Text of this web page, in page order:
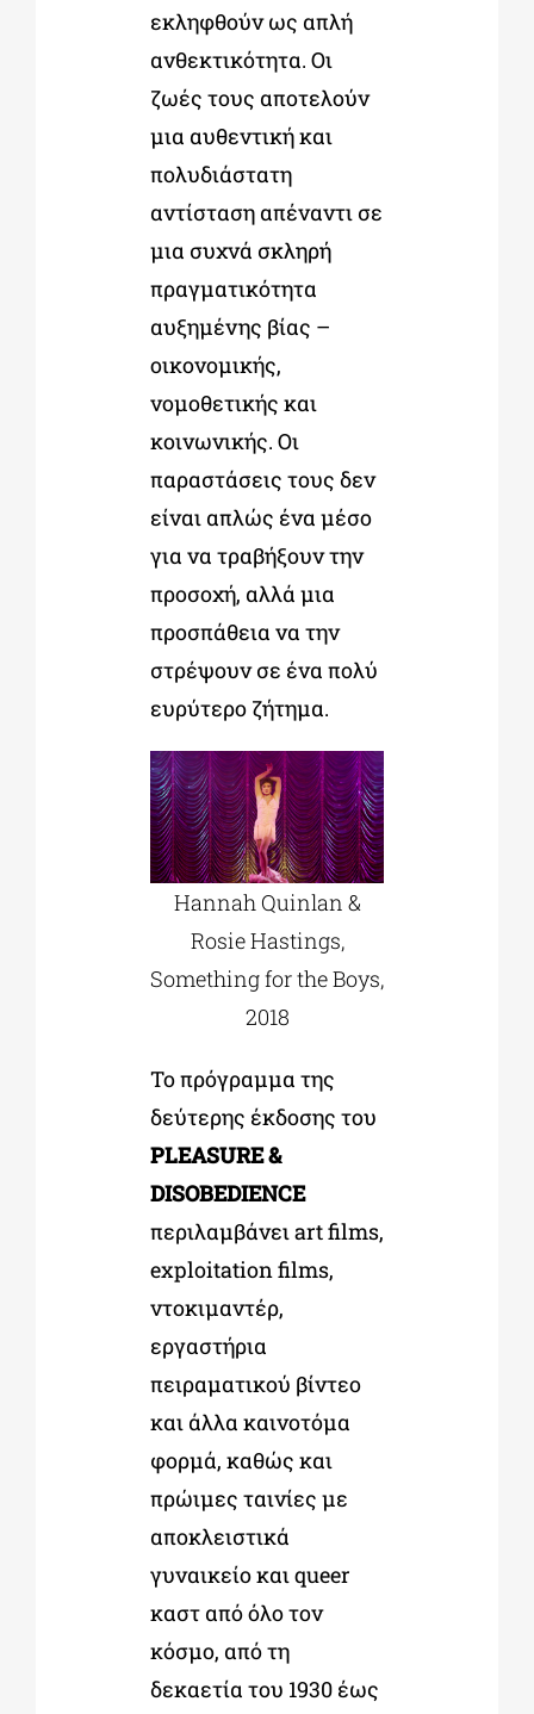
εκληφθούν ως απλή
ανθεκτικότητα. Οι
ζωές τους αποτελούν
μια αυθεντική και
πολυδιάστατη
αντίσταση απέναντι σε
μια συχνά σκληρή
πραγματικότητα
αυξημένης βίας –
οικονομικής,
νομοθετικής και
κοινωνικής. Οι
παραστάσεις τους δεν
είναι απλώς ένα μέσο
για να τραβήξουν την
προσοχή, αλλά μια
προσπάθεια να την
στρέψουν σε ένα πολύ
ευρύτερο ζήτημα.
Hannah Quinlan &
Rosie Hastings,
Something for the Boys,
2018
Το πρόγραμμα της
δεύτερης έκδοσης του
PLEASURE &
DISOBEDIENCE
περιλαμβάνει art films,
exploitation films,
ντοκιμαντέρ,
εργαστήρια
πειραματικού βίντεο
και άλλα καινοτόμα
φορμά, καθώς και
πρώιμες ταινίες με
αποκλειστικά
γυναικείο και queer
καστ από όλο τον
κόσμο, από τη
δεκαετία του 1930 έως